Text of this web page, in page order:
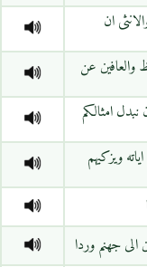
ان
والعافين عن
امثالكم
ويزكيهم
الى جهنم وردا